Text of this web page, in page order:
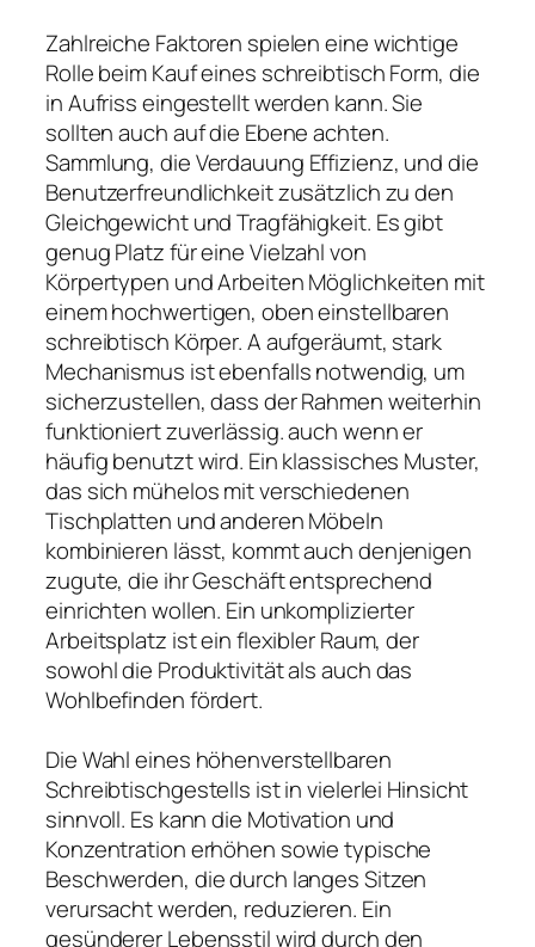
Zahlreiche Faktoren spielen eine wichtige
Rolle beim Kauf eines schreibtisch Form, die
in Aufriss eingestellt werden kann. Sie
sollten auch auf die Ebene achten.
Sammlung, die Verdauung Effizienz, und die
Benutzerfreundlichkeit zusätzlich zu den
Gleichgewicht und Tragfähigkeit. Es gibt
genug Platz für eine Vielzahl von
Körpertypen und Arbeiten Möglichkeiten mit
einem hochwertigen, oben einstellbaren
schreibtisch Körper. A aufgeräumt, stark
Mechanismus ist ebenfalls notwendig, um
sicherzustellen, dass der Rahmen weiterhin
funktioniert zuverlässig. auch wenn er
häufig benutzt wird. Ein klassisches Muster,
das sich mühelos mit verschiedenen
Tischplatten und anderen Möbeln
kombinieren lässt, kommt auch denjenigen
zugute, die ihr Geschäft entsprechend
einrichten wollen. Ein unkomplizierter
Arbeitsplatz ist ein flexibler Raum, der
sowohl die Produktivität als auch das
Wohlbefinden fördert.
Die Wahl eines höhenverstellbaren
Schreibtischgestells ist in vielerlei Hinsicht
sinnvoll. Es kann die Motivation und
Konzentration erhöhen sowie typische
Beschwerden, die durch langes Sitzen
verursacht werden, reduzieren. Ein
gesünderer Lebensstil wird durch den